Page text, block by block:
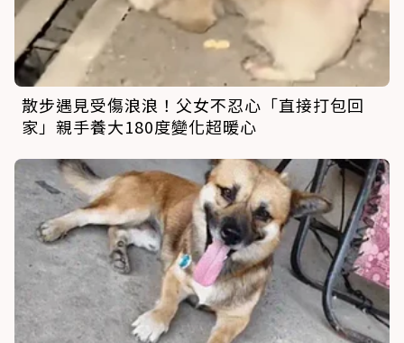
散步遇見受傷浪浪！父女不忍心「直接打包回
家」親手養大180度變化超暖心